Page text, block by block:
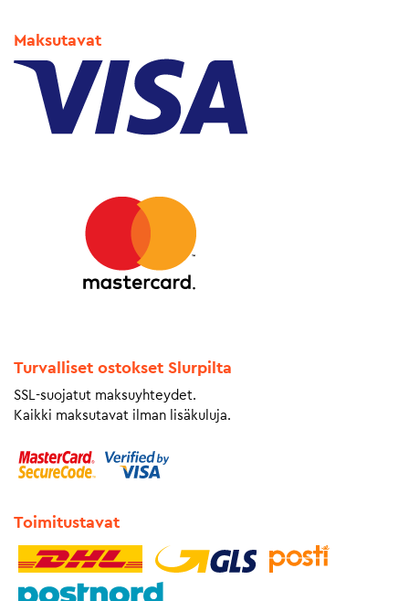
Maksutavat
Turvalliset ostokset Slurpilta
SSL-suojatut maksuyhteydet.
Kaikki maksutavat ilman lisäkuluja.
Toimitustavat